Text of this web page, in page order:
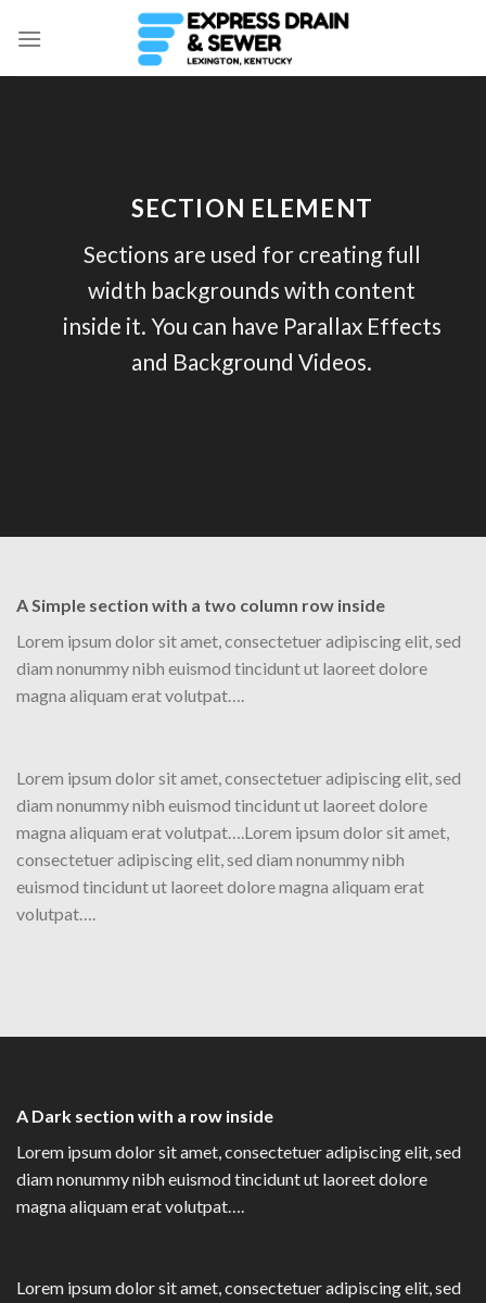
SECTION ELEMENT
Sections are used for creating full
width backgrounds with content
inside it. You can have Parallax Effects
and Background Videos.
A Simple section with a two column row inside
Lorem ipsum dolor sit amet, consectetuer adipiscing elit, sed
diam nonummy nibh euismod tincidunt ut laoreet dolore
magna aliquam erat volutpat….
Lorem ipsum dolor sit amet, consectetuer adipiscing elit, sed
diam nonummy nibh euismod tincidunt ut laoreet dolore
magna aliquam erat volutpat….Lorem ipsum dolor sit amet,
consectetuer adipiscing elit, sed diam nonummy nibh
euismod tincidunt ut laoreet dolore magna aliquam erat
volutpat….
A Dark section with a row inside
Lorem ipsum dolor sit amet, consectetuer adipiscing elit, sed
diam nonummy nibh euismod tincidunt ut laoreet dolore
magna aliquam erat volutpat….
Lorem ipsum dolor sit amet, consectetuer adipiscing elit, sed